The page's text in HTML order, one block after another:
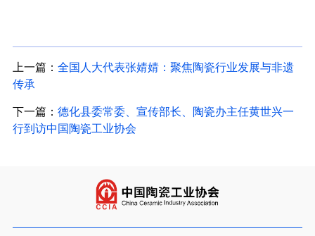
上一篇： 全国人大代表张婧婧：聚焦陶瓷行业发展与非遗
传承
下一篇： 德化县委常委、宣传部长、陶瓷办主任黄世兴一
行到访中国陶瓷工业协会